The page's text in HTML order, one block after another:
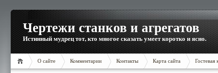
Чертежи станков и агрегатов
Истинный мудрец тот, кто многое сказать умеет коротко и ясно.
О сайте Комментарии Контакты Карта сайта Гостевая